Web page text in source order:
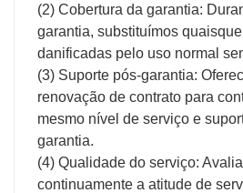
(2) Cobertura da garantia:
garantia, substituímos
danificadas pelo uso normal
(3) Suporte pós-garantia:
renovação de contrato para
mesmo nível de serviço e
garantia.
(4) Qualidade do serviço:
continuamente a atitude de